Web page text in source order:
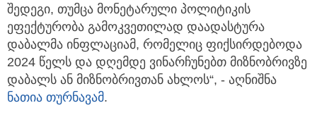
შედეგი, თუმცა მონეტარული პოლიტიკის
ეფექტურობა გამოკვეთილად დაადასტურა
დაბალმა ინფლაციამ, რომელიც ფიქსირდებოდა
2024 წელს და დღემდე ვინარჩუნებთ მიზნობრივზე
დაბალს ან მიზნობრივთან ახლოს“, - აღნიშნა
ნათია თურნავამ.